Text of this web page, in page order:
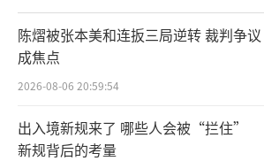
陈熠被张本美和连扳三局逆转 裁判争议
成焦点
2026-08-06 20:59:54
出入境新规来了 哪些人会被“拦住”
新规背后的考量